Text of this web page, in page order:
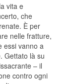
vita e
che
È per
nelle fratture,
essi vanno a
Gettato là su
– il
contro ogni